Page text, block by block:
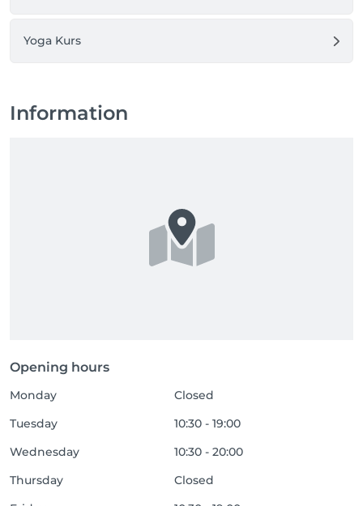
Yoga Kurs
Information
Opening hours
Monday
Closed
Tuesday
10:30 - 19:00
Wednesday
10:30 - 20:00
Thursday
Closed